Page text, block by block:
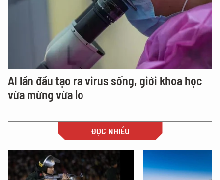
AI lần đầu tạo ra virus sống, giới khoa học
vừa mừng vừa lo
ĐỌC NHIỀU